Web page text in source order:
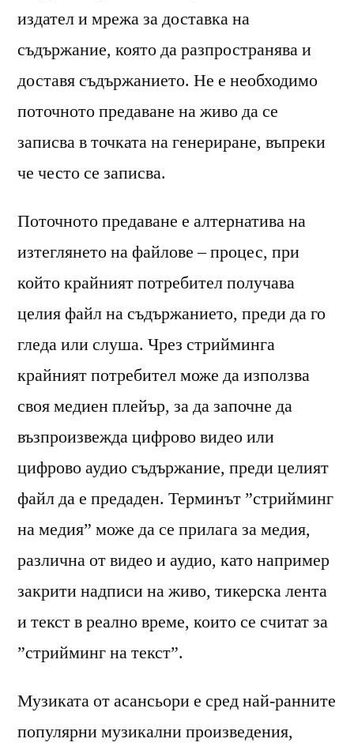
издател и мрежа за доставка на
съдържание, която да разпространява и
доставя съдържанието. Не е необходимо
поточното предаване на живо да се
записва в точката на генериране, въпреки
че често се записва.
Поточното предаване е алтернатива на
изтеглянето на файлове – процес, при
който крайният потребител получава
целия файл на съдържанието, преди да го
гледа или слуша. Чрез стрийминга
крайният потребител може да използва
своя медиен плейър, за да започне да
възпроизвежда цифрово видео или
цифрово аудио съдържание, преди целият
файл да е предаден. Терминът ”стрийминг
на медия” може да се прилага за медия,
различна от видео и аудио, като например
закрити надписи на живо, тикерска лента
и текст в реално време, които се считат за
”стрийминг на текст”.
Музиката от асансьори е сред най-ранните
популярни музикални произведения,